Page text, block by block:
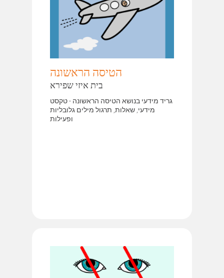
הטיסה הראשונה
בית איזי שפירא
גריד מידעי בנושא הטיסה הראשונה - טקסט
מידעי, שאלות, תרגול מילים גלובליות
ופעילות